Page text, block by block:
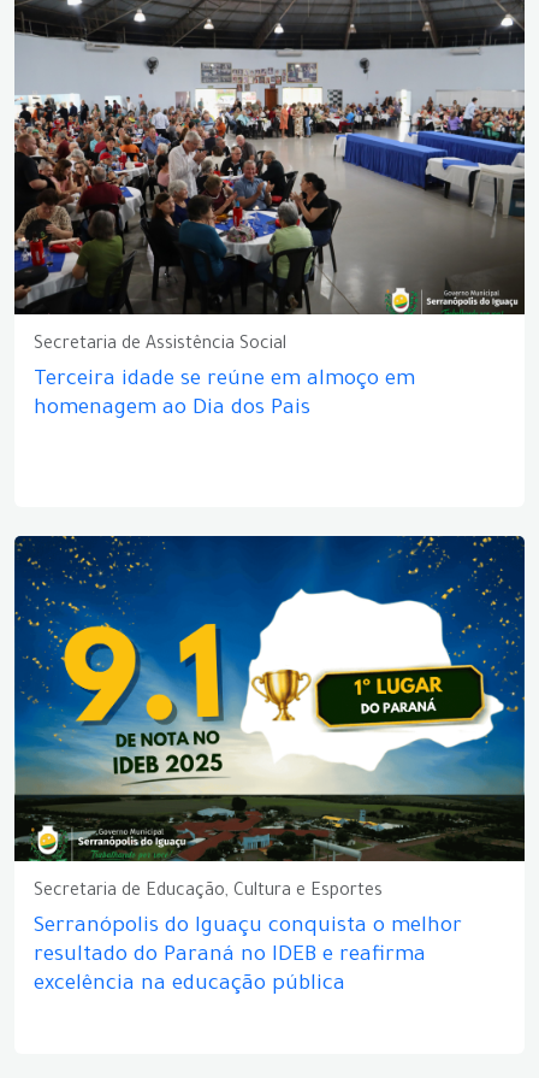
Secretaria de Assistência Social
Terceira idade se reúne em almoço em
homenagem ao Dia dos Pais
Secretaria de Educação, Cultura e Esportes
Serranópolis do Iguaçu conquista o melhor
resultado do Paraná no IDEB e reafirma
excelência na educação pública